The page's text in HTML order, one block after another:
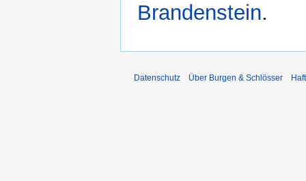
Brandenstein.
Datenschutz Über Burgen & Schlösser